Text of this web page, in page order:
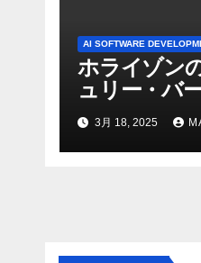
AI SOFTWARE
ホライゾン
ュリー・バ
ニーのAIア
オを見て「
ォーマンス
3月 18, 2025